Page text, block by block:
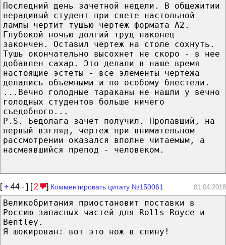
Последний день зачетной недели. В общежитии
нерадивый студент при свете настольной
лампы чертит тушью чертеж формата А2.
Глубокой ночью долгий труд наконец
закончен. Оставил чертеж на столе сохнуть.
Тушь окончательно высохнет не скоро - в нее
добавлен сахар. Это делали в наше время
настоящие эстеты - все элементы чертежа
делались объемными и по особому блестели.
...Вечно голодные тараканы не нашли у вечно
голодных студентов больше ничего
съедобного...
P.S. Бедолага зачет получил. Пропавший, на
первый взгляд, чертеж при внимательном
рассмотрении оказался вполне читаемым, а
насмеявшийся препод - человеком.
[+ 44 - ] [ 2 ] Комментировать цитату №150061 01.04.2018
Великобритания приостановит поставки в
Россию запасных частей для Rolls Royce и
Bentley.
Я шокирован: вот это нож в спину!